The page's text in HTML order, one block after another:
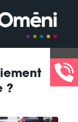
?